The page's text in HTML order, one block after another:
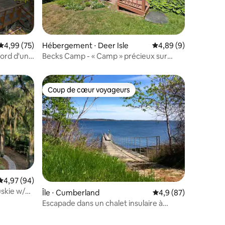
: 4,92 sur 5
moyenne sur la base de 75 commentaires : 4,99 sur 5
4,99 (75)
d'une
Hébergement ⋅ Deer Isle Évaluation moyenne
4,89 (9)
Becks Camp - « Camp » précieux sur
: 4,82 sur 5
moyenne sur la base de 94 commentaires : 4,97 sur 5
4,97 (94)
w/
Coup de cœur voyageurs
Coup de cœur voyageurs
Île ⋅ Cumberland Évaluation moyenne
4,9 (87)
Escapade dans un chalet insulaire à